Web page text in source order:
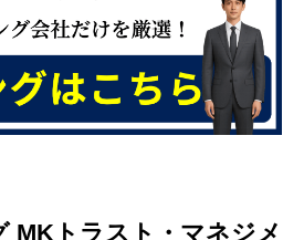
MKトラスト・マネジメ